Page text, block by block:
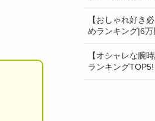
【おしゃれ好き
めランキング|6
【オシャレな腕
ランキングTOP5!